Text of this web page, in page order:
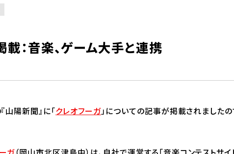
載：音楽、ゲーム大手と連携
陽新聞』に「クレオフーガ」についての記事が掲載されましたの